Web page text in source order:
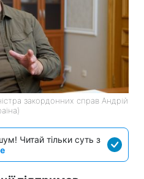
закордонних справ Андрій
Читай тільки суть з